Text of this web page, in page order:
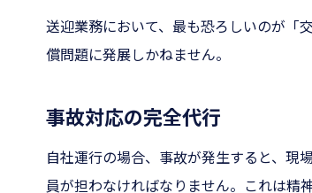
送迎業務において、最も恐ろしいのが「
償問題に発展しかねません。
事故対応の完全代行
自社運行の場合、事故が発生すると、現
員が担わなければなりません。これは精